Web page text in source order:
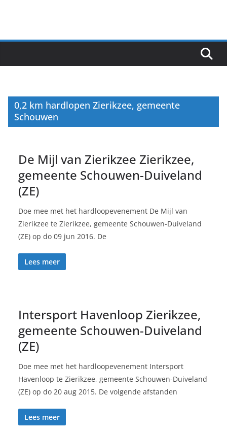
0,2 km hardlopen Zierikzee, gemeente
Schouwen
De Mijl van Zierikzee Zierikzee,
gemeente Schouwen-Duiveland
(ZE)
Doe mee met het hardloopevenement De Mijl van
Zierikzee te Zierikzee, gemeente Schouwen-Duiveland
(ZE) op do 09 jun 2016. De
Lees meer
Intersport Havenloop Zierikzee,
gemeente Schouwen-Duiveland
(ZE)
Doe mee met het hardloopevenement Intersport
Havenloop te Zierikzee, gemeente Schouwen-Duiveland
(ZE) op do 20 aug 2015. De volgende afstanden
Lees meer